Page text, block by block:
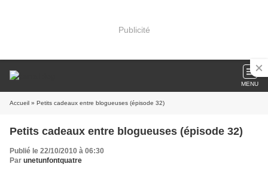
Publicité
MENU
Accueil » Petits cadeaux entre blogueuses (épisode 32)
Petits cadeaux entre blogueuses (épisode 32)
Publié le 22/10/2010 à 06:30
Par unetunfontquatre